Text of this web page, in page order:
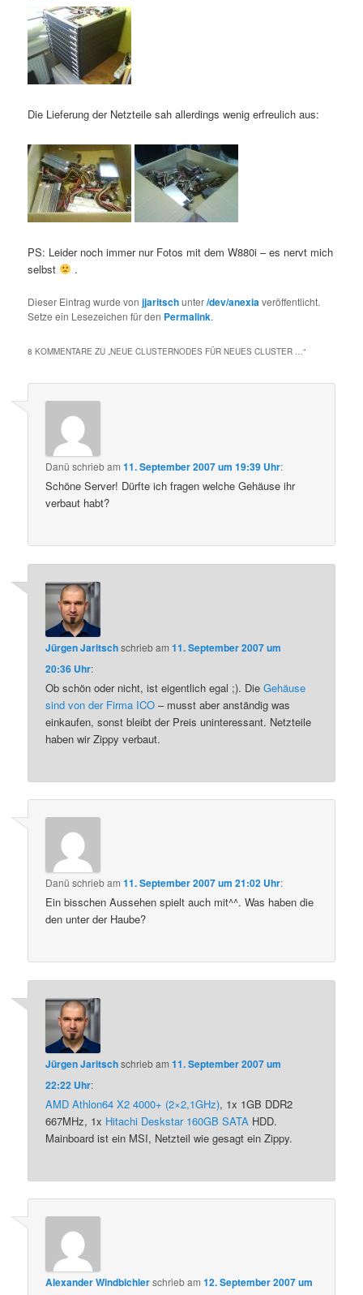
Die Lieferung der Netzteile sah allerdings wenig erfreulich aus:
PS: Leider noch immer nur Fotos mit dem W880i – es nervt mich
selbst
.
Dieser Eintrag wurde vonjjaritschunter/dev/anexiaveröffentlicht.
Setze ein Lesezeichen für den Permalink.
8 KOMMENTARE ZU „NEUE CLUSTERNODES FÜR NEUES CLUSTER …“
Danü schriebam11. September 2007 um 19:39 Uhr:
Schöne Server! Dürfte ich fragen welche Gehäuse ihr
verbaut habt?
Jürgen Jaritschschriebam11. September 2007 um
20:36 Uhr:
Ob schön oder nicht, ist eigentlich egal ;). DieGehäuse
sind von der Firma ICO – musst aber anständig was
einkaufen, sonst bleibt der Preis uninteressant. Netzteile
haben wir Zippy verbaut.
Danü schriebam11. September 2007 um 21:02 Uhr:
Ein bisschen Aussehen spielt auch mit^^. Was haben die
den unter der Haube?
Jürgen Jaritschschriebam11. September 2007 um
22:22 Uhr:
AMD Athlon64 X2 4000+ (2×2,1GHz), 1x 1GB DDR2
667MHz, 1x Hitachi Deskstar 160GB SATA HDD.
Mainboard ist ein MSI, Netzteil wie gesagt ein Zippy.
Alexander Windbichlerschriebam12. September 2007 um